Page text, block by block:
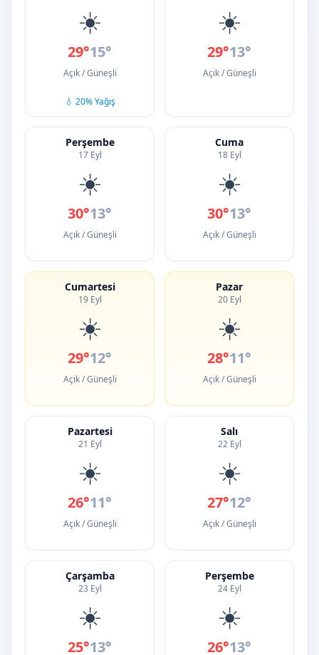
☀️
29°15°
Açık / Güneşli
💧 20% Yağış
☀️
29°13°
Açık / Güneşli
Perşembe
17 Eyl
☀️
30°13°
Açık / Güneşli
Cuma
18 Eyl
☀️
30°13°
Açık / Güneşli
Cumartesi
19 Eyl
☀️
29°12°
Açık / Güneşli
Pazar
20 Eyl
☀️
28°11°
Açık / Güneşli
Pazartesi
21 Eyl
☀️
26°11°
Açık / Güneşli
Salı
22 Eyl
☀️
27°12°
Açık / Güneşli
Çarşamba
23 Eyl
☀️
25°13°
Perşembe
24 Eyl
☀️
26°13°